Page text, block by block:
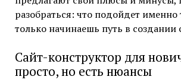
разобраться: что подойдет именно
только начинаешь путь в создании
Сайт-конструктор для
просто, но есть нюансы